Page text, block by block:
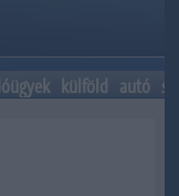
külföld autó